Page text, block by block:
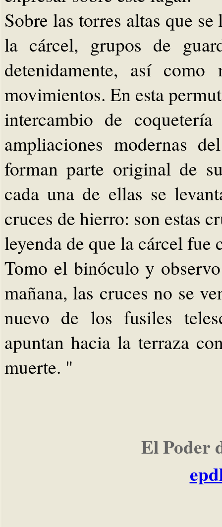
Sobre las torres altas que
la cárcel, grupos de
detenidamente, así
movimientos. En esta
intercambio de
ampliaciones modernas
forman parte original de
cada una de ellas se
cruces de hierro: son estas
leyenda de que la cárcel fue
Tomo el binóculo y
mañana, las cruces no se
nuevo de los fusiles
apuntan hacia la terraza
muerte. "
El Poder